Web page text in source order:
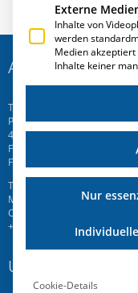
ADRESSE
T.A.Project GmbH
Prinz-Friedrich-Str. 28
45257 Essen
Fon
Fax +49 201 946 005 7-
T.A.Project Swiss AG
Mattenweg 6
CH-5504 Othmarsingen
+41 58 510 72 00
UNTERNEHMEN
Externe
Inhalte von
werden
Medien
Inhalte keiner
Nur
Cookie-Details